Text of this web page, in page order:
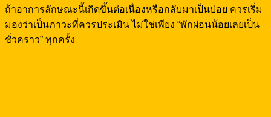
ถ้าอาการลักษณะนี้เกิดขึ้นต่อเนื่องหรือกลับมาเป็นบ่อย ควรเริ่ม
มองว่าเป็นภาวะที่ควรประเมิน ไม่ใช่เพียง “พักผ่อนน้อยเลยเป็น
ชั่วคราว” ทุกครั้ง